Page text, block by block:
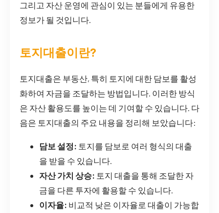
그리고 자산 운영에 관심이 있는 분들에게 유용한
정보가 될 것입니다.
토지대출이란?
토지대출은 부동산, 특히 토지에 대한 담보를 활성
화하여 자금을 조달하는 방법입니다. 이러한 방식
은 자산 활용도를 높이는 데 기여할 수 있습니다. 다
음은 토지대출의 주요 내용을 정리해 보았습니다:
담보 설정: 토지를 담보로 여러 형식의 대출
을 받을 수 있습니다.
자산 가치 상승: 토지 대출을 통해 조달한 자
금을 다른 투자에 활용할 수 있습니다.
이자율: 비교적 낮은 이자율로 대출이 가능합